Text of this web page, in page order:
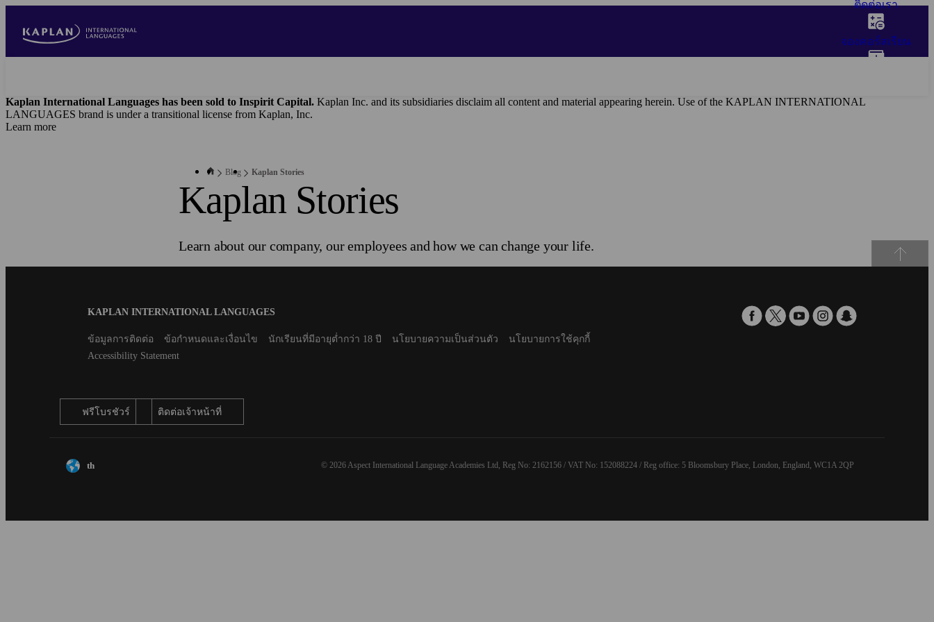
main
ติดต่อเรา
จองคอร์สเรียน
Kaplan International Languages has been sold to Inspirit Capital. Kaplan Inc. and its subsidiaries disclaim all content and material appearing herein. Use of the KAPLAN INTERNATIONAL
LANGUAGES brand is under a transitional license from Kaplan, Inc.
Learn more
Blog Kaplan Stories
Kaplan Stories
Learn about our company, our employees and how we can change your life.
KAPLAN INTERNATIONAL LANGUAGES
Secondaryข้อมูลการติดต่อ ข้อกำหนดและเงื่อนไข นักเรียนที่มีอายุต่ำกว่า 18 ปี นโยบายความเป็นส่วนตัว
นโยบายการใช้คุกกี้
Accessibility Statement
ฟรีโบรชัวร์ ติดต่อเจ้าหน้าที่
th © 2026 Aspect International Language Academies Ltd, Reg No: 2162156 / VAT No: 152088224 / Reg office: 5 Bloomsbury Place, London, England, WC1A 2QP